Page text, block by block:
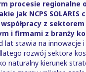
procesie regionalne
jak NCPS SOLARIS
z sektorem
i firmami z branży
lat stawia na innowacje
rozwój sektora
naturalny kierunek